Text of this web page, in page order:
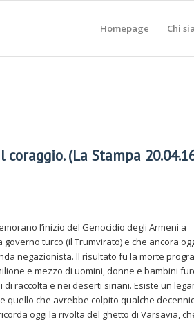
Homepage Chi
(La Stampa
l’inizio del Genocidio degli Armeni a
turco (il Trumvirato) e che ancora
negazionista. Il risultato fu la morte
e mezzo di uomini, donne e bambini
raccolta e nei deserti siriani. Esiste un
quello che avrebbe colpito qualche
oggi la rivolta del ghetto di Varsavia,